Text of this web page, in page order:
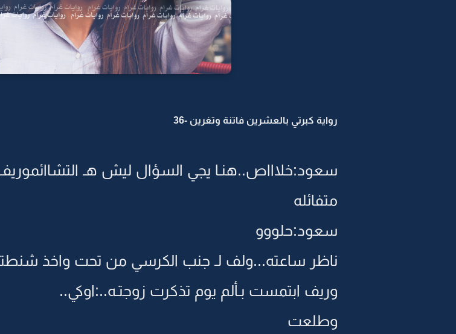
رواية كبرتي بالعشرين فاتنة وتغرين -36
سعود:خلاااص..هنـا يجي السؤال ليش هـ
متفائله
سعود:حلووو
ناظر ساعته...ولف لـ جنب الكرسي من تحت واخذ
وريف ابتمست بـألم يوم تذكرت زوجتـه..:اوكي..
وطلعت